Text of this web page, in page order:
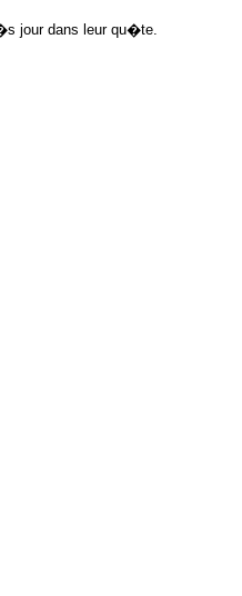
jour dans leur qu�te.